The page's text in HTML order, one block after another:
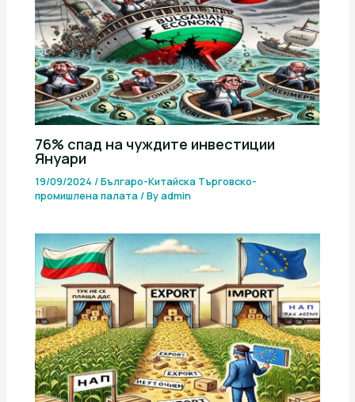
76% спад на чуждите инвестиции
Януари
19/09/2024/Българо-Китайска Търговско-
промишлена палaта/ Byadmin